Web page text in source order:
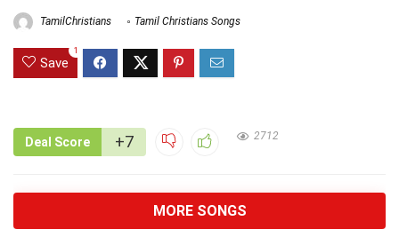
TamilChristians Tamil Christians Songs
Save
1
Deal Score +7 2712
MORE SONGS